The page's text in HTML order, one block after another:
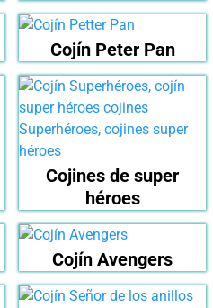
Cojín Peter Pan
Cojines de super
héroes
Cojín Avengers